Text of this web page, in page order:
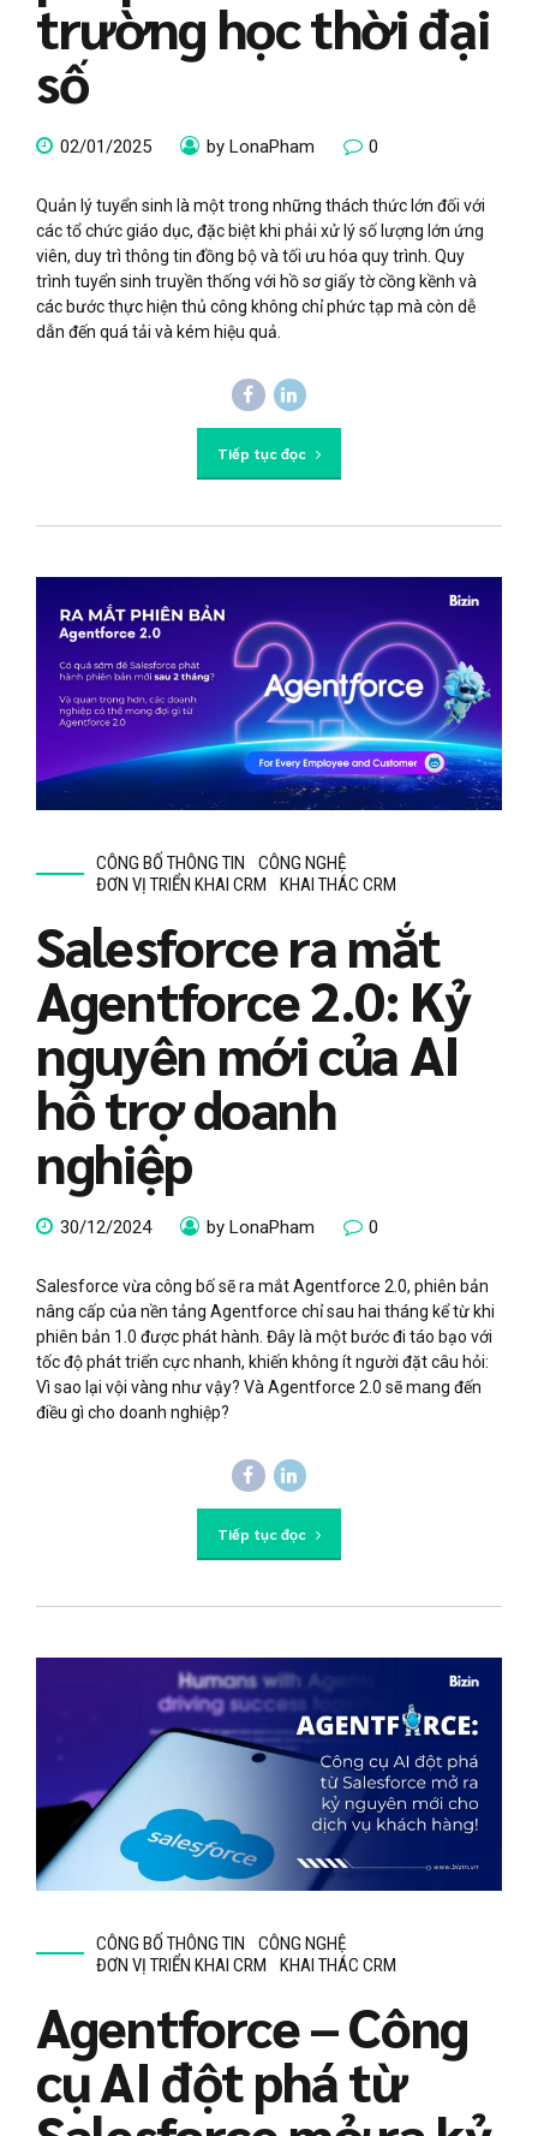
trường học thời đại
số
02/01/2025 by LonaPham 0
Quản lý tuyển sinh là một trong những thách thức lớn đối với
các tổ chức giáo dục, đặc biệt khi phải xử lý số lượng lớn ứng
viên, duy trì thông tin đồng bộ và tối ưu hóa quy trình. Quy
trình tuyển sinh truyền thống với hồ sơ giấy tờ cồng kềnh và
các bước thực hiện thủ công không chỉ phức tạp mà còn dễ
dẫn đến quá tải và kém hiệu quả.
Tiếp tục đọc
CÔNG BỐ THÔNG TIN
CÔNG NGHỆ
ĐƠN VỊ TRIỂN KHAI CRM
KHAI THÁC CRM
Salesforce ra mắt
Agentforce 2.0: Kỷ
nguyên mới của AI
hỗ trợ doanh
nghiệp
30/12/2024 by LonaPham 0
Salesforce vừa công bố sẽ ra mắt Agentforce 2.0, phiên bản
nâng cấp của nền tảng Agentforce chỉ sau hai tháng kể từ khi
phiên bản 1.0 được phát hành. Đây là một bước đi táo bạo với
tốc độ phát triển cực nhanh, khiến không ít người đặt câu hỏi:
Vì sao lại vội vàng như vậy? Và Agentforce 2.0 sẽ mang đến
điều gì cho doanh nghiệp?
Tiếp tục đọc
CÔNG BỐ THÔNG TIN
CÔNG NGHỆ
ĐƠN VỊ TRIỂN KHAI CRM
KHAI THÁC CRM
Agentforce – Công
cụ AI đột phá từ